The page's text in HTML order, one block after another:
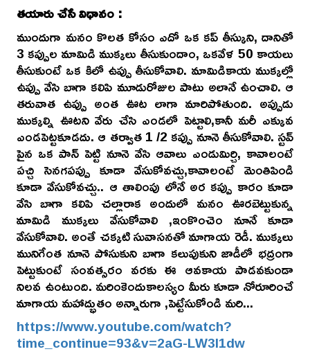
తయారు చేసే విధానం :
ముందుగా మనం కొలత కోసం ఎదో ఒక కప్ తీస్కుని, దానితో
3 కప్పుల మామిడి ముక్కలు తీసుకుందాం, ఒకవేళ 50 కాయలు
తీసుకుంటే ఒక కిలో ఉప్పు తీసుకోవాలి. మామిడికాయ ముక్కల్లో
ఉప్పు వేసి బాగా కలిపి మూడురోజుల పాటు అలానే ఉంచాలి. ఆ
తరువాత ఉప్పు అంత ఊట లాగా మారిపోతుంది. అప్పుడు
ముక్కల్ని ఊటని వేరు చేసి ఎండలో పెట్టాలి,కానీ మరీ ఎక్కువ
ఎండపెట్టకూడదు. ఆ తర్వాత 1 /2 కప్పు నూనె తీసుకోవాలి. స్టవ్
పైన ఒక పాన్ పెట్టి నూనె వేసి ఆవాలు ఎండుమిర్చి, కావాలంటే
పచ్చి సెనగపప్పు కూడా వేసుకోవచ్చు,కావాలంటే మెంతిపిండి
కూడా వేసుకోవచ్చు.. ఆ తాలింపు లోనే అర కప్పు కారం కూడా
వేసి బాగా కలిపి చల్లారాక అందులో మనం ఊరబెట్టుకున్న
మామిడి ముక్కలు వేసుకోవాలి ,ఇంకొంచెం నూనే కూడా
వేసుకోవాలి. అంతే చక్కటి సువాసనతో మాగాయ రెడీ. ముక్కలు
మునిగేంత నూనె పోసుకుని బాగా కలుపుకుని జాడీలో భద్రంగా
పెట్టుకుంటే సంవత్సరం వరకు ఈ ఆవకాయ పాడవకుండా
నిలవ ఉంటుంది. మరింకెందుకాలస్యం మీరు కూడా నోరూరించే
మాగాయ మహాద్భుతం అన్నారుగా ,పెట్టేసుకోండి మరి...
https://www.youtube.com/watch?
time_continue=93&v=2aG-LW3I1dw